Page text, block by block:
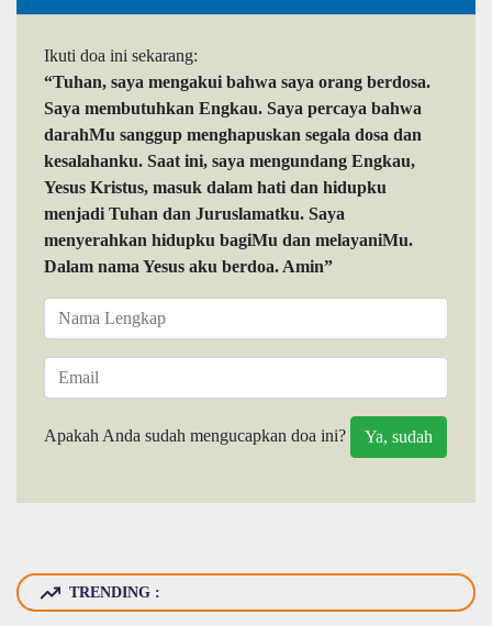
Ikuti doa ini sekarang:
“Tuhan, saya mengakui bahwa saya orang berdosa.
Saya membutuhkan Engkau. Saya percaya bahwa
darahMu sanggup menghapuskan segala dosa dan
kesalahanku. Saat ini, saya mengundang Engkau,
Yesus Kristus, masuk dalam hati dan hidupku
menjadi Tuhan dan Juruslamatku. Saya
menyerahkan hidupku bagiMu dan melayaniMu.
Dalam nama Yesus aku berdoa. Amin”
Apakah Anda sudah mengucapkan doa ini?
TRENDING :